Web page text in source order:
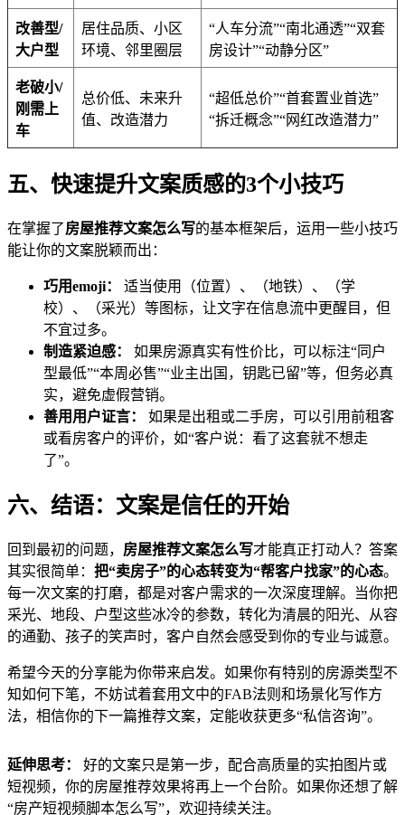
改善型/
大户型
居住品质、小区
环境、邻里圈层
“人车分流”“南北通透”“双套
房设计”“动静分区”
老破小/
刚需上
车
总价低、未来升
值、改造潜力
“超低总价”“首套置业首选”
“拆迁概念”“网红改造潜力”
五、快速提升文案质感的3个小技巧
在掌握了房屋推荐文案怎么写的基本框架后，运用一些小技巧
能让你的文案脱颖而出：
巧用emoji：
适当使用（位置）、（地铁）、（学
校）、（采光）等图标，让文字在信息流中更醒目，但
不宜过多。
制造紧迫感：
如果房源真实有性价比，可以标注“同户
型最低”“本周必售”“业主出国，钥匙已留”等，但务必真
实，避免虚假营销。
善用用户证言：
如果是出租或二手房，可以引用前租客
或看房客户的评价，如“客户说：看了这套就不想走
了”。
六、结语：文案是信任的开始
回到最初的问题， 房屋推荐文案怎么写才能真正打动人？答案
其实很简单： 把“卖房子”的心态转变为“帮客户找家”的心态。
每一次文案的打磨，都是对客户需求的一次深度理解。当你把
采光、地段、户型这些冰冷的参数，转化为清晨的阳光、从容
的通勤、孩子的笑声时，客户自然会感受到你的专业与诚意。
希望今天的分享能为你带来启发。如果你有特别的房源类型不
知如何下笔，不妨试着套用文中的FAB法则和场景化写作方
法，相信你的下一篇推荐文案，定能收获更多“私信咨询”。
延伸思考：
好的文案只是第一步，配合高质量的实拍图片或
短视频，你的房屋推荐效果将再上一个台阶。如果你还想了解
“房产短视频脚本怎么写”，欢迎持续关注。